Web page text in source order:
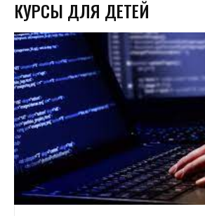
КУРСЫ ДЛЯ ДЕТЕЙ